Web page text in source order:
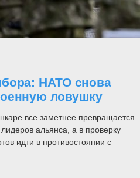
НАТО снова
ловушку
все заметнее превращается
альянса, а в проверку
идти в противостоянии с